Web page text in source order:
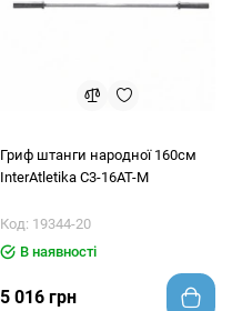
Гриф штанги народної 160см
InterAtletika C3-16АТ-М
Код: 19344-20
В наявності
5 016 грн